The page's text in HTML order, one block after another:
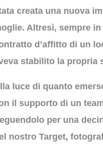
creata una nuova
Altresì, sempre
d’affitto di un
stabilito la propria
luce di quanto
il supporto di un
per una
nostro Target,